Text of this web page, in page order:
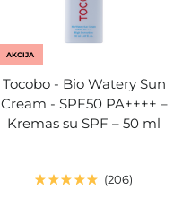
AKCIJA
Tocobo - Bio Watery Sun
Cream - SPF50 PA++++ –
Kremas su SPF – 50 ml
206